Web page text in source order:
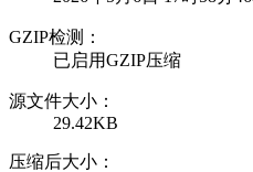
GZIP检测：
已启用GZIP压缩
源文件大小：
29.42KB
压缩后大小：